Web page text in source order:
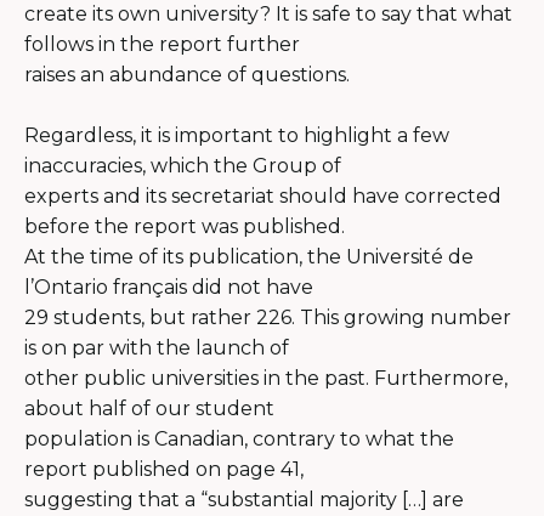
create its own university? It is safe to say that what
follows in the report further
raises an abundance of questions.
Regardless, it is important to highlight a few
inaccuracies, which the Group of
experts and its secretariat should have corrected
before the report was published.
At the time of its publication, the Université de
l’Ontario français did not have
29 students, but rather 226. This growing number
is on par with the launch of
other public universities in the past. Furthermore,
about half of our student
population is Canadian, contrary to what the
report published on page 41,
suggesting that a “substantial majority […] are